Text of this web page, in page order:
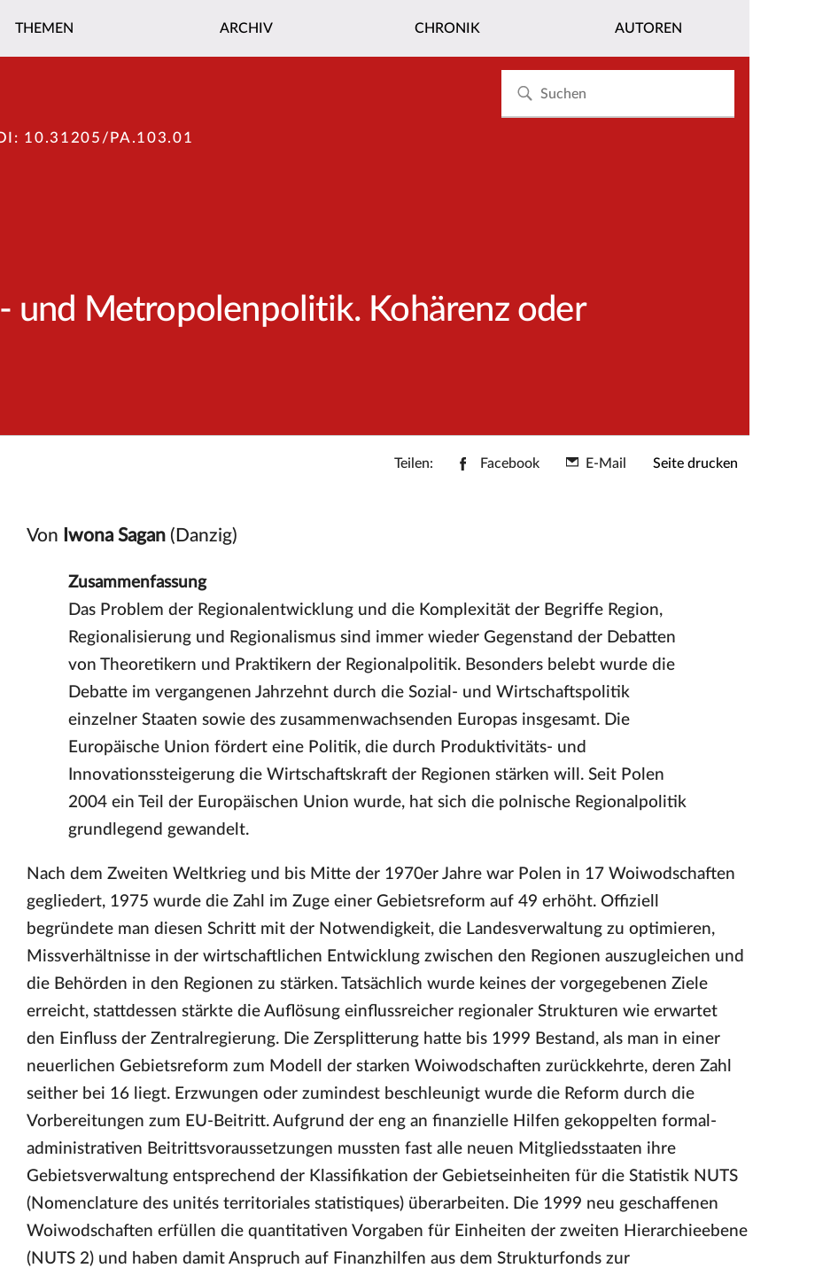
THEMEN ARCHIV CHRONIK AUTOREN
10.31205/PA.103.01
und Metropolenpolitik. Kohärenz oder
Teilen: Facebook E-Mail Seite drucken
Von Iwona Sagan (Danzig)
Zusammenfassung
Das Problem der Regionalentwicklung und die Komplexität der Begriffe Region,
Regionalisierung und Regionalismus sind immer wieder Gegenstand der Debatten
von Theoretikern und Praktikern der Regionalpolitik. Besonders belebt wurde die
Debatte im vergangenen Jahrzehnt durch die Sozial- und Wirtschaftspolitik
einzelner Staaten sowie des zusammenwachsenden Europas insgesamt. Die
Europäische Union fördert eine Politik, die durch Produktivitäts- und
Innovationssteigerung die Wirtschaftskraft der Regionen stärken will. Seit Polen
2004 ein Teil der Europäischen Union wurde, hat sich die polnische Regionalpolitik
grundlegend gewandelt.
Nach dem Zweiten Weltkrieg und bis Mitte der 1970er Jahre war Polen in 17 Woiwodschaften
gegliedert, 1975 wurde die Zahl im Zuge einer Gebietsreform auf 49 erhöht. Offiziell
begründete man diesen Schritt mit der Notwendigkeit, die Landesverwaltung zu optimieren,
Missverhältnisse in der wirtschaftlichen Entwicklung zwischen den Regionen auszugleichen und
die Behörden in den Regionen zu stärken. Tatsächlich wurde keines der vorgegebenen Ziele
erreicht, stattdessen stärkte die Auflösung einflussreicher regionaler Strukturen wie erwartet
den Einfluss der Zentralregierung. Die Zersplitterung hatte bis 1999 Bestand, als man in einer
neuerlichen Gebietsreform zum Modell der starken Woiwodschaften zurückkehrte, deren Zahl
seither bei 16 liegt. Erzwungen oder zumindest beschleunigt wurde die Reform durch die
Vorbereitungen zum EU-Beitritt. Aufgrund der eng an finanzielle Hilfen gekoppelten formal-
administrativen Beitrittsvoraussetzungen mussten fast alle neuen Mitgliedsstaaten ihre
Gebietsverwaltung entsprechend der Klassifikation der Gebietseinheiten für die Statistik NUTS
(Nomenclature des unités territoriales statistiques) überarbeiten. Die 1999 neu geschaffenen
Woiwodschaften erfüllen die quantitativen Vorgaben für Einheiten der zweiten Hierarchieebene
(NUTS 2) und haben damit Anspruch auf Finanzhilfen aus dem Strukturfonds zur